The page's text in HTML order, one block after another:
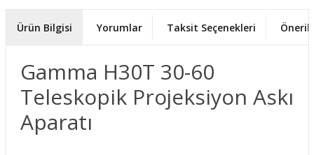
Ürün Bilgisi Yorumlar Taksit Seçenekleri
Gamma H30T 30-60
Teleskopik Projeksiyon Askı
Aparatı